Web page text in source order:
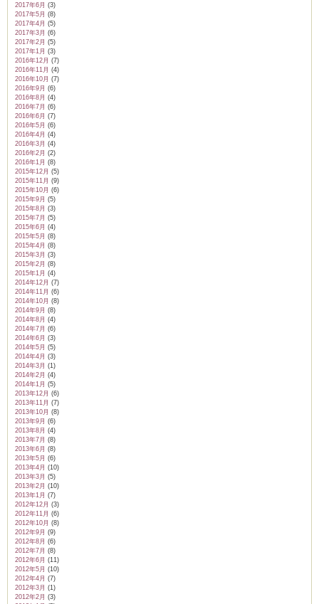
2017年6月 (3)
2017年5月 (8)
2017年4月 (5)
2017年3月 (6)
2017年2月 (5)
2017年1月 (3)
2016年12月 (7)
2016年11月 (4)
2016年10月 (7)
2016年9月 (6)
2016年8月 (4)
2016年7月 (6)
2016年6月 (7)
2016年5月 (6)
2016年4月 (4)
2016年3月 (4)
2016年2月 (2)
2016年1月 (8)
2015年12月 (5)
2015年11月 (9)
2015年10月 (6)
2015年9月 (5)
2015年8月 (3)
2015年7月 (5)
2015年6月 (4)
2015年5月 (8)
2015年4月 (8)
2015年3月 (3)
2015年2月 (8)
2015年1月 (4)
2014年12月 (7)
2014年11月 (6)
2014年10月 (8)
2014年9月 (8)
2014年8月 (4)
2014年7月 (6)
2014年6月 (3)
2014年5月 (5)
2014年4月 (3)
2014年3月 (1)
2014年2月 (4)
2014年1月 (5)
2013年12月 (6)
2013年11月 (7)
2013年10月 (8)
2013年9月 (6)
2013年8月 (4)
2013年7月 (8)
2013年6月 (8)
2013年5月 (6)
2013年4月 (10)
2013年3月 (5)
2013年2月 (10)
2013年1月 (7)
2012年12月 (3)
2012年11月 (6)
2012年10月 (8)
2012年9月 (9)
2012年8月 (6)
2012年7月 (8)
2012年6月 (11)
2012年5月 (10)
2012年4月 (7)
2012年3月 (1)
2012年2月 (3)